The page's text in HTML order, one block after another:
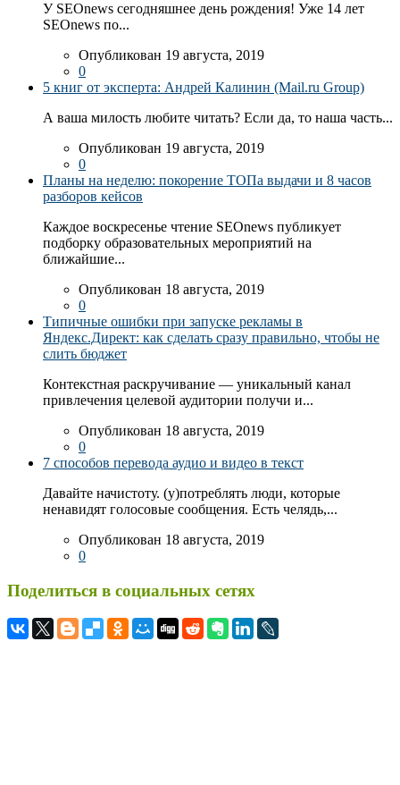
У SEOnews сегодняшнее день рождения! Уже 14 лет
SEOnews по...
Опубликован 19 августа, 2019
0
5 книг от эксперта: Андрей Калинин (Mail.ru Group)
А ваша милость любите читать? Если да, то наша часть...
Опубликован 19 августа, 2019
0
Планы на неделю: покорение ТОПа выдачи и 8 часов
разборов кейсов
Каждое воскресенье чтение SEOnews публикует
подборку образовательных мероприятий на
ближайшие...
Опубликован 18 августа, 2019
0
Типичные ошибки при запуске рекламы в
Яндекс.Директ: как сделать сразу правильно, чтобы не
слить бюджет
Контекстная раскручивание — уникальный канал
привлечения целевой аудитории получи и...
Опубликован 18 августа, 2019
0
7 способов перевода аудио и видео в текст
Давайте начистоту. (у)потреблять люди, которые
ненавидят голосовые сообщения. Есть челядь,...
Опубликован 18 августа, 2019
0
Поделиться в социальных сетях